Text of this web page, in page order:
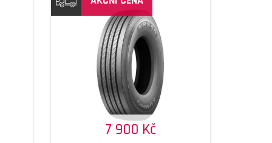
7 900 Kč